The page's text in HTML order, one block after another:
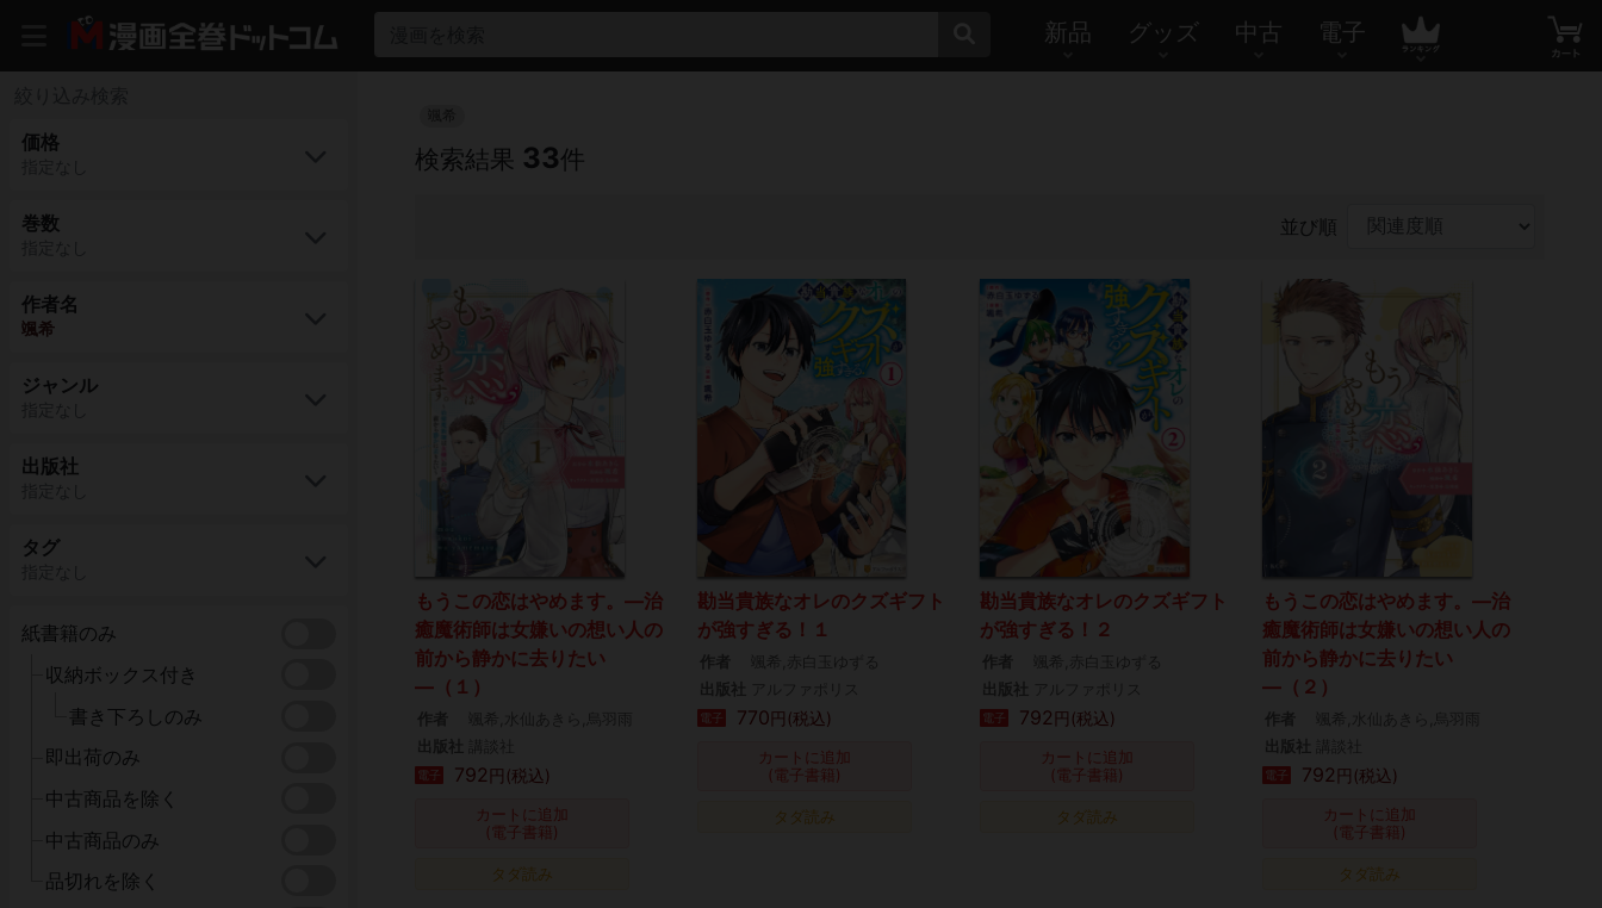
新品 グッズ 中古 電子
価格
巻数
作者名
颯希
ジャンル
出版社
タグ
紙書籍のみ
収納ボックス付き
書き下ろしのみ
即出荷のみ
中古商品を除く
中古商品のみ
品切れを除く
検索結果 33件
並び順
もうこの恋はやめます。―治
癒魔術師は女嫌いの想い人の
前から静かに去りたい
―（１）
電子 792 円(税込)
カートに追加
(電子書籍)
タダ読み
勘当貴族なオレのクズギフト
が強すぎる！１
電子 770円(税込)
カートに追加
(電子書籍)
タダ読み
勘当貴族なオレのクズギフト
が強すぎる！２
電子 792 円(税込)
カートに追加
(電子書籍)
タダ読み
もうこの恋はやめます。―治
癒魔術師は女嫌いの想い人の
前から静かに去りたい
―（２）
電子 792 円(税込)
カートに追加
(電子書籍)
タダ読み